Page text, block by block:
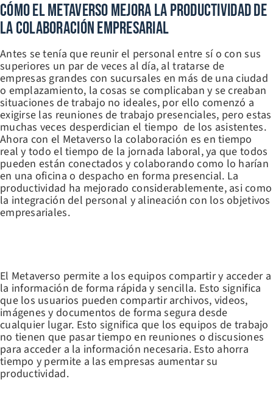
Cómo El Metaverso Mejora La Productividad De
La Colaboración Empresarial
Antes se tenía que reunir el personal entre sí o con sus
superiores un par de veces al día, al tratarse de
empresas grandes con sucursales en más de una ciudad
o emplazamiento, la cosas se complicaban y se creaban
situaciones de trabajo no ideales, por ello comenzó a
exigirse las reuniones de trabajo presenciales, pero estas
muchas veces desperdician el tiempo de los asistentes.
Ahora con el Metaverso la colaboración es en tiempo
real y todo el tiempo de la jornada laboral, ya que todos
pueden están conectados y colaborando como lo harían
en una oficina o despacho en forma presencial. La
productividad ha mejorado considerablemente, asi como
la integración del personal y alineación con los objetivos
empresariales.
El Metaverso permite a los equipos compartir y acceder a
la información de forma rápida y sencilla. Esto significa
que los usuarios pueden compartir archivos, videos,
imágenes y documentos de forma segura desde
cualquier lugar. Esto significa que los equipos de trabajo
no tienen que pasar tiempo en reuniones o discusiones
para acceder a la información necesaria. Esto ahorra
tiempo y permite a las empresas aumentar su
productividad.